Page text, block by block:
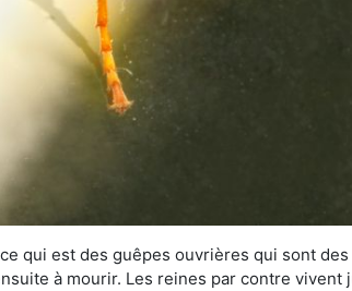
qui est des guêpes ouvrières qui sont
à mourir. Les reines par contre vivent